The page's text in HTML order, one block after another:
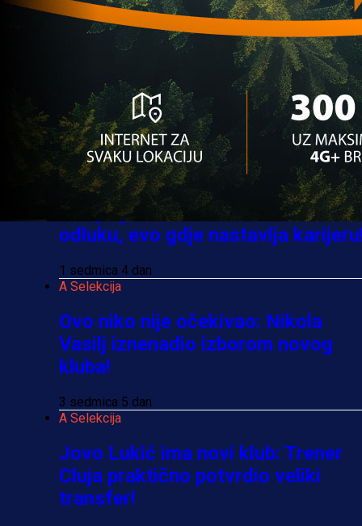
A Selekcija
UEFA kaznila BiH: Navijači neće
moći pratiti Zmajeve u Poljskoj i
Rumuniji!
4 sedmica 1 dan
A Selekcija
Sve je gotovo: Edin Džeko donio
odluku, evo gdje nastavlja
1 sedmica 4 dan
A Selekcija
Ovo niko nije očekivao: Nikola
Vasilj iznenadio izborom novog
kluba!
3 sedmica 5 dan
A Selekcija
Jovo Lukić ima novi klub: Trener
Cluja praktično potvrdio veliki
transfer!